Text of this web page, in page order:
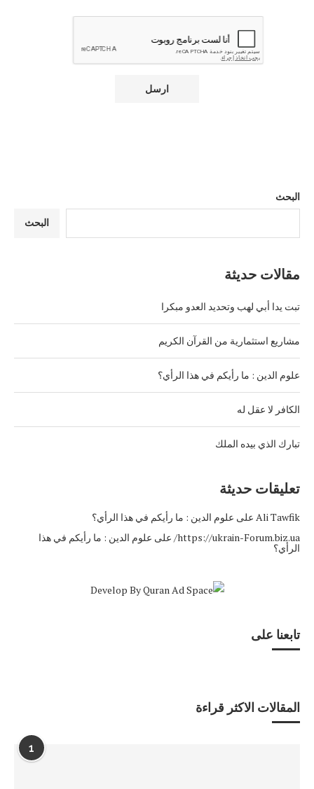
البحث
البحث
مقالات حديثة
تبت يدا أبي لهب وتحديد العدو مبكرا
مشاريع استثمارية من القرآن الكريم
علوم الدين : ما رأيكم في هذا الرأي؟
الكافر لا عقل له
تبارك الذي بيده الملك
تعليقات حديثة
Ali Tawfik على علوم الدين : ما رأيكم في هذا الرأي؟
https://ukrain-Forum.biz.ua/ على علوم الدين : ما رأيكم في هذا
الرأي؟
تابعنا على
المقالات الاكثر قراءة
1